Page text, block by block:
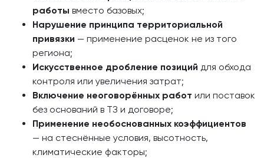
работы вместо базовых;
Нарушение принципа территориальной
привязки — применение расценок не из того
региона;
Искусственное дробление позиций для обхода
контроля или увеличения затрат;
Включение неоговорённых работ или поставок
без оснований в ТЗ и договоре;
Применение необоснованных коэффициентов
— на стеснённые условия, высотность,
климатические факторы;